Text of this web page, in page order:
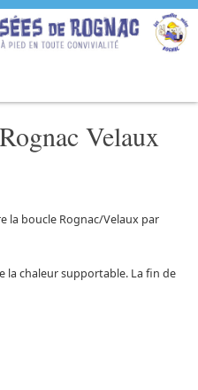
Velaux
la boucle Rognac/Velaux par
la chaleur supportable. La fin de